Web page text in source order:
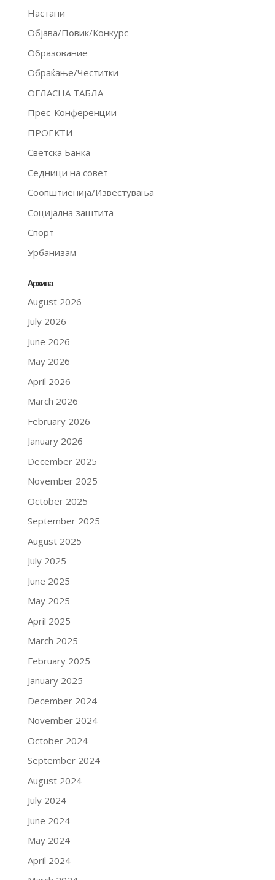
Настани
Објава/Повик/Конкурс
Образование
Обраќање/Честитки
ОГЛАСНА ТАБЛА
Прес-Конференции
ПРОЕКТИ
Светска Банка
Седници на совет
Соопштиенија/Известувања
Социјална заштита
Спорт
Урбанизам
Архива
August 2026
July 2026
June 2026
May 2026
April 2026
March 2026
February 2026
January 2026
December 2025
November 2025
October 2025
September 2025
August 2025
July 2025
June 2025
May 2025
April 2025
March 2025
February 2025
January 2025
December 2024
November 2024
October 2024
September 2024
August 2024
July 2024
June 2024
May 2024
April 2024